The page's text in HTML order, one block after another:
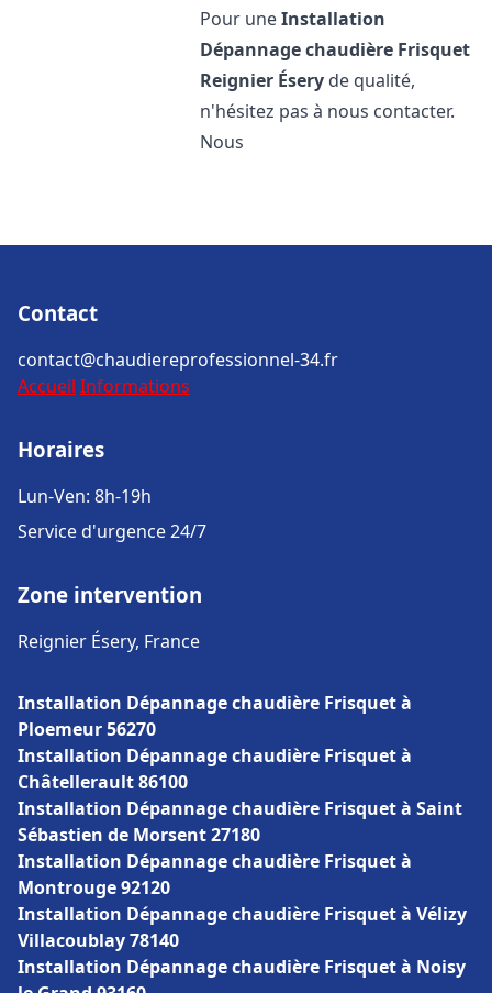
Pour uneInstallation
Dépannage chaudière Frisquet
Reignier Ésery de qualité,
n'hésitez pas à nous contacter.
Nous
Contact
contact@chaudiereprofessionnel-34.fr
Accueil Informations
Horaires
Lun-Ven: 8h-19h
Service d'urgence 24/7
Zone intervention
Reignier Ésery, France
Installation Dépannage chaudière Frisquet à
Ploemeur 56270
Installation Dépannage chaudière Frisquet à
Châtellerault 86100
Installation Dépannage chaudière Frisquet à Saint
Sébastien de Morsent 27180
Installation Dépannage chaudière Frisquet à
Montrouge 92120
Installation Dépannage chaudière Frisquet à Vélizy
Villacoublay 78140
Installation Dépannage chaudière Frisquet à Noisy